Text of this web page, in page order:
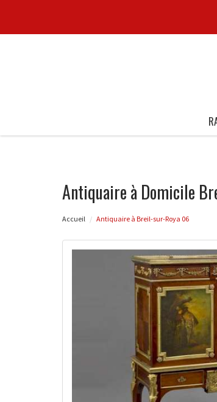
Antiquaire à Domicile
Accueil Antiquaire à Breil-sur-Roya 06